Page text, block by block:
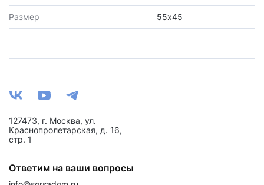
Размер 55х45
Ответим на ваши вопросы
127473, г. Москва, ул.
Краснопролетарская, д. 16,
стр. 1